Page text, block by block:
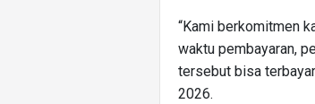
“Kami berkomitmen
waktu pembayaran,
tersebut bisa
2026.